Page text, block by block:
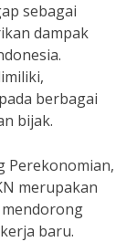
sebagai
dampak
berbagai
bijak.
Perekonomian,
merupakan
baru.